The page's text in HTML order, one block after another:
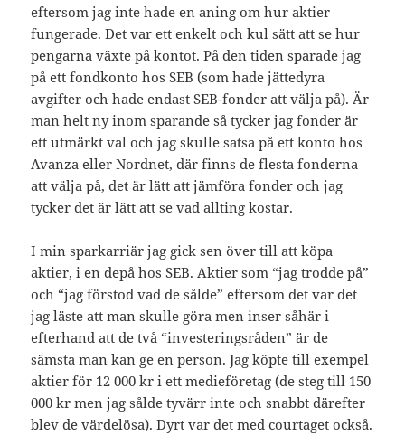
eftersom jag inte hade en aning om hur aktier
fungerade. Det var ett enkelt och kul sätt att se hur
pengarna växte på kontot. På den tiden sparade jag
på ett fondkonto hos SEB (som hade jättedyra
avgifter och hade endast SEB-fonder att välja på). Är
man helt ny inom sparande så tycker jag fonder är
ett utmärkt val och jag skulle satsa på ett konto hos
Avanza eller Nordnet, där finns de flesta fonderna
att välja på, det är lätt att jämföra fonder och jag
tycker det är lätt att se vad allting kostar.
I min sparkarriär jag gick sen över till att köpa
aktier, i en depå hos SEB. Aktier som “jag trodde på”
och “jag förstod vad de sålde” eftersom det var det
jag läste att man skulle göra men inser såhär i
efterhand att de två “investeringsråden” är de
sämsta man kan ge en person. Jag köpte till exempel
aktier för 12 000 kr i ett medieföretag (de steg till 150
000 kr men jag sålde tyvärr inte och snabbt därefter
blev de värdelösa). Dyrt var det med courtaget också.